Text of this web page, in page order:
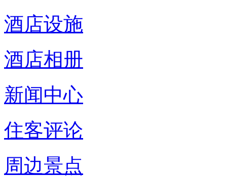
酒店设施
酒店相册
新闻中心
住客评论
周边景点